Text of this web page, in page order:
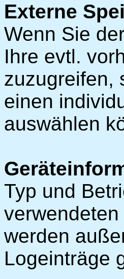
Externe
Wenn Sie
Ihre evtl.
zuzugreifen,
einen
auswählen
Typ und
werden
Logeinträge